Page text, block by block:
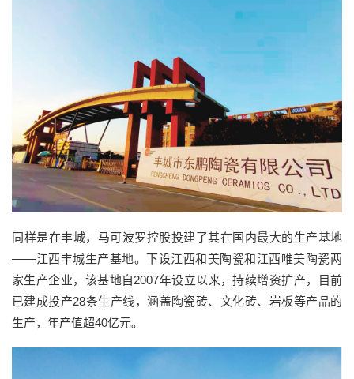
同样是在丰城，马可波罗控股投建了其在国内最大的生产基地
——江西丰城生产基地。下设江西和美陶瓷和江西唯美陶瓷两
家生产企业，该基地自2007年设立以来，持续增资扩产，目前
已建成投产28条生产线，涵盖陶瓷砖、文化砖、岩板等产品的
生产，年产值超40亿元。